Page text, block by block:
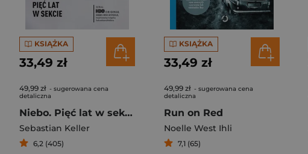
KSIĄŻKA
33,49 zł
49,99 zł - sugerowana cena
detaliczna
Niebo. Pięć lat w sekcie
Sebastian Keller
6,2 (405)
KSIĄŻKA
33,49 zł
49,99 zł - sugerowana cena
detaliczna
Run on Red
Noelle West Ihli
7,1 (65)